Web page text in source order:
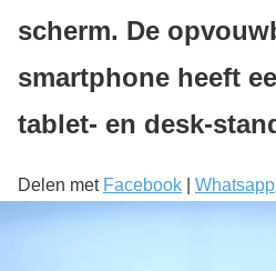
scherm. De
smartphone heeft
tablet- en desk-
Delen met Facebook Whatsapp